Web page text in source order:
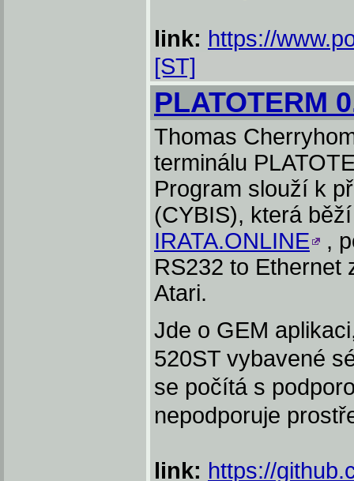
link: https://
[ST]
PLATOTERM
Thomas
terminálu
Program slouží k
(CYBIS), která
IRATA.ONLINE
,
RS232 to Ethernet
Atari.
Jde o GEM
520ST vybavené
se počítá s
nepodporuje
link: https://